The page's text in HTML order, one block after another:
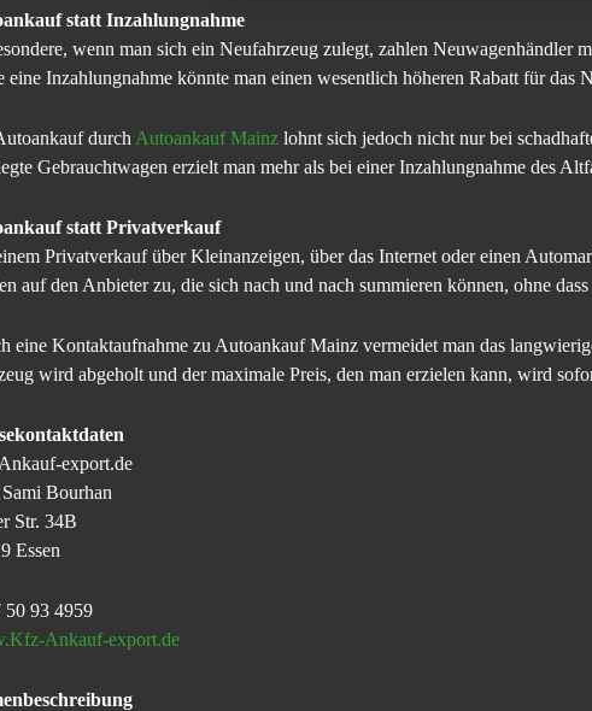
statt Inzahlungnahme
wenn man sich ein Neufahrzeug zulegt, zahlen Neuwagenhändler
eine Inzahlungnahme könnte man einen wesentlich höheren Rabatt für das
durch Autoankauf Mainz lohnt sich jedoch nicht nur bei
Gebrauchtwagen erzielt man mehr als bei einer Inzahlungnahme des
statt Privatverkauf
Privatverkauf über Kleinanzeigen, über das Internet oder einen
auf den Anbieter zu, die sich nach und nach summieren können, ohne
eine Kontaktaufnahme zu Autoankauf Mainz vermeidet man das
wird abgeholt und der maximale Preis, den man erzielen kann, wird
export.de
Bourhan
Str. 34B
Essen
50 93 4959
Ankauf-export.de